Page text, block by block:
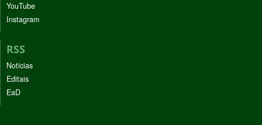
YouTube
Instagram
RSS
Noticias
Editais
EaD